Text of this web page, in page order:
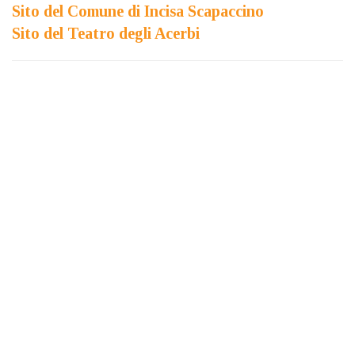
Sito del Comune di Incisa Scapaccino
Sito del Teatro degli Acerbi